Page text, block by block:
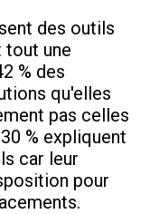
des outils
tout une
% des
qu'elles
pas celles
% expliquent
car leur
pour